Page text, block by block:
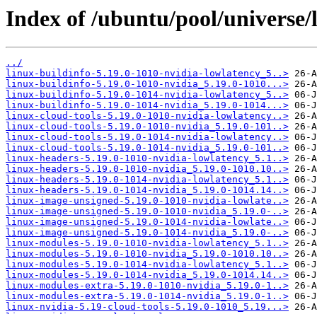
Index of /ubuntu/pool/
../
linux-buildinfo-5.19.0-1010-nvidia-lowlatency_5..>
linux-buildinfo-5.19.0-1010-nvidia_5.19.0-1010...>
linux-buildinfo-5.19.0-1014-nvidia-lowlatency_5..>
linux-buildinfo-5.19.0-1014-nvidia_5.19.0-1014...>
linux-cloud-tools-5.19.0-1010-nvidia-lowlatency..>
linux-cloud-tools-5.19.0-1010-nvidia_5.19.0-101..>
linux-cloud-tools-5.19.0-1014-nvidia-lowlatency..>
linux-cloud-tools-5.19.0-1014-nvidia_5.19.0-101..>
linux-headers-5.19.0-1010-nvidia-lowlatency_5.1..>
linux-headers-5.19.0-1010-nvidia_5.19.0-1010.10..>
linux-headers-5.19.0-1014-nvidia-lowlatency_5.1..>
linux-headers-5.19.0-1014-nvidia_5.19.0-1014.14..>
linux-image-unsigned-5.19.0-1010-nvidia-lowlate..>
linux-image-unsigned-5.19.0-1010-nvidia_5.19.0-..>
linux-image-unsigned-5.19.0-1014-nvidia-lowlate..>
linux-image-unsigned-5.19.0-1014-nvidia_5.19.0-..>
linux-modules-5.19.0-1010-nvidia-lowlatency_5.1..>
linux-modules-5.19.0-1010-nvidia_5.19.0-1010.10..>
linux-modules-5.19.0-1014-nvidia-lowlatency_5.1..>
linux-modules-5.19.0-1014-nvidia_5.19.0-1014.14..>
linux-modules-extra-5.19.0-1010-nvidia_5.19.0-1..>
linux-modules-extra-5.19.0-1014-nvidia_5.19.0-1..>
linux-nvidia-5.19-cloud-tools-5.19.0-1010_5.19...>